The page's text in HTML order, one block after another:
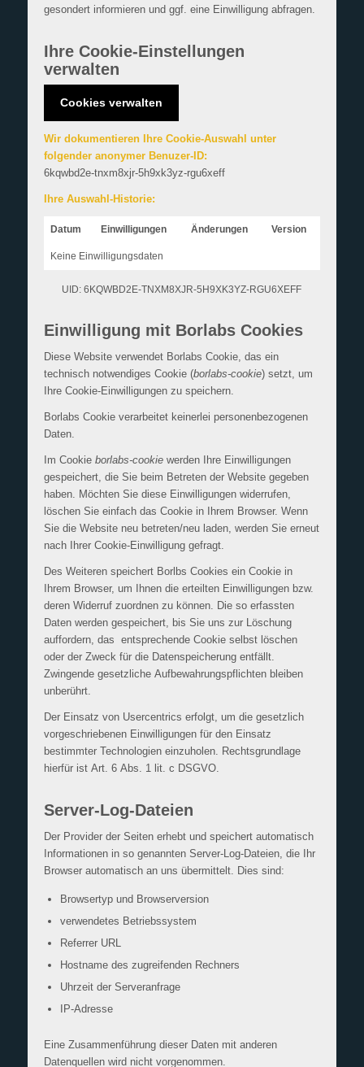
gesondert informieren und ggf. eine Einwilligung abfragen.
Ihre Cookie-Einstellungen
verwalten
Cookies verwalten
Wir dokumentieren Ihre Cookie-Auswahl unter
folgender anonymer Benuzer-ID:
6kqwbd2e-tnxm8xjr-5h9xk3yz-rgu6xeff
Ihre Auswahl-Historie:
Datum Einwilligungen Änderungen Version
Keine Einwilligungsdaten
UID: 6KQWBD2E-TNXM8XJR-5H9XK3YZ-RGU6XEFF
Einwilligung mit Borlabs Cookies
Diese Website verwendet Borlabs Cookie, das ein
technisch notwendiges Cookie (borlabs-cookie) setzt, um
Ihre Cookie-Einwilligungen zu speichern.
Borlabs Cookie verarbeitet keinerlei personenbezogenen
Daten.
Im Cookie borlabs-cookiewerden Ihre Einwilligungen
gespeichert, die Sie beim Betreten der Website gegeben
haben. Möchten Sie diese Einwilligungen widerrufen,
löschen Sie einfach das Cookie in Ihrem Browser. Wenn
Sie die Website neu betreten/neu laden, werden Sie erneut
nach Ihrer Cookie-Einwilligung gefragt.
Des Weiteren speichert Borlbs Cookies ein Cookie in
Ihrem Browser, um Ihnen die erteilten Einwilligungen bzw.
deren Widerruf zuordnen zu können. Die so erfassten
Daten werden gespeichert, bis Sie uns zur Löschung
auffordern, das entsprechende Cookie selbst löschen
oder der Zweck für die Datenspeicherung entfällt.
Zwingende gesetzliche Aufbewahrungspflichten bleiben
unberührt.
Der Einsatz von Usercentrics erfolgt, um die gesetzlich
vorgeschriebenen Einwilligungen für den Einsatz
bestimmter Technologien einzuholen. Rechtsgrundlage
hierfür ist Art. 6 Abs. 1 lit. c DSGVO.
Server-Log-Dateien
Der Provider der Seiten erhebt und speichert automatisch
Informationen in so genannten Server-Log-Dateien, die Ihr
Browser automatisch an uns übermittelt. Dies sind:
Browsertyp und Browserversion
verwendetes Betriebssystem
Referrer URL
Hostname des zugreifenden Rechners
Uhrzeit der Serveranfrage
IP-Adresse
Eine Zusammenführung dieser Daten mit anderen
Datenquellen wird nicht vorgenommen.